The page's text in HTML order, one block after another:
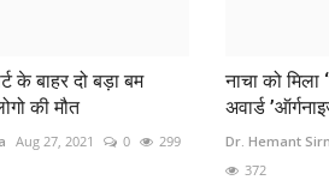
के बाहर दो बड़ा बम
की मौत
Aug 27, 2021 0 299
नाचा को
अवार्ड
Dr. Hemant
372